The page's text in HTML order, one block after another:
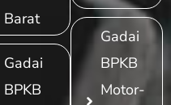
Barat
Gadai
BPKB
Gadai
BPKB
Motor-